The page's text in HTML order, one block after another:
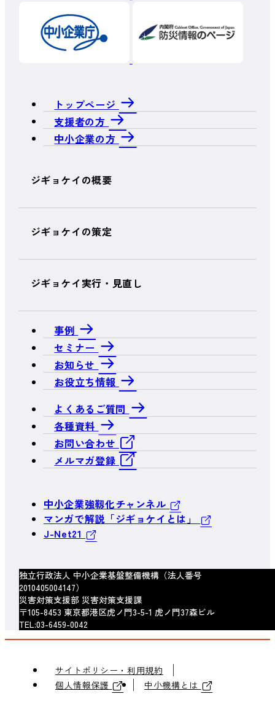
トップページ
支援者の方
中小企業の方
ジギョケイの概要
ジギョケイの策定
ジギョケイ実行・見直し
事例
セミナー
お知らせ
お役立ち情報
よくあるご質問
各種資料
お問い合わせ
メルマガ登録
中小企業強靱化チャンネル
マンガで解説「ジギョケイとは」
J-Net21
独立行政法人 中小企業基盤整備機構（法人番号
2010405004147）
災害対策支援部 災害対策支援課
〒105-8453 東京都港区虎ノ門3-5-1 虎ノ門37森ビル
TEL:03-6459-0042
サイトポリシー・利用規約
個人情報保護
中小機構とは